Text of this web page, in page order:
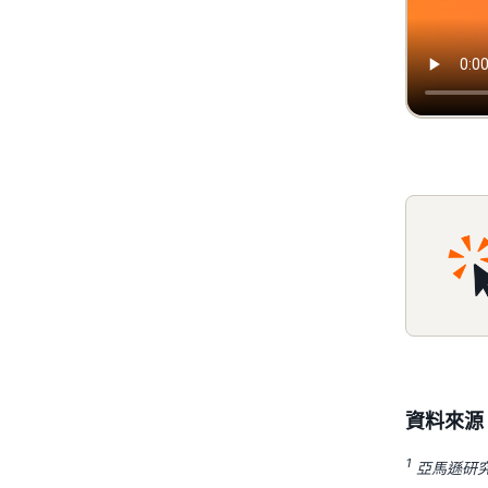
資料來源
1 亞馬遜研